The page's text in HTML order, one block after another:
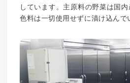
しています。主原料の野菜は国
色料は一切使用せずに漬け込んで